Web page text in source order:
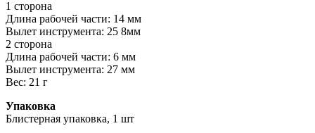
1 сторона
Длина рабочей части: 14 мм
Вылет инструмента: 25 8мм
2 сторона
Длина рабочей части: 6 мм
Вылет инструмента: 27 мм
Вес: 21 г
Упаковка
Блистерная упаковка, 1 шт